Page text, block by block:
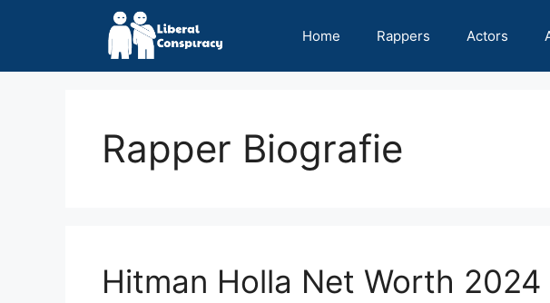
Home Rappers Actors
Rapper Biografie
Hitman Holla Net Worth 2024